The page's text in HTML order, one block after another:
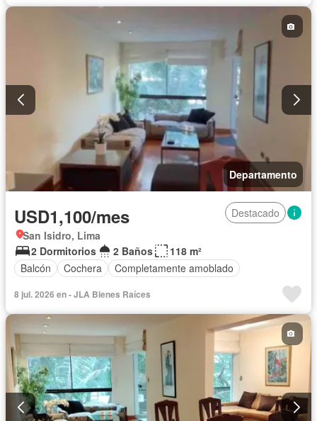
Departamento
USD1,100/mes
Destacado
San Isidro, Lima
2 Dormitorios
2 Baños
118 m²
Balcón
Cochera Completamente amoblado
8 jul. 2026 en - JLA Bienes Raíces